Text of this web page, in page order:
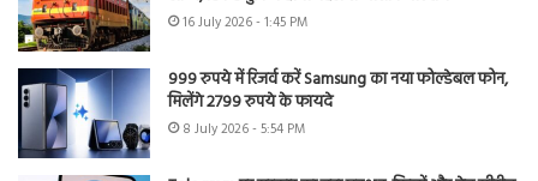
16 July 2026 - 1:45 PM
999 रुपये में रिजर्व करें Samsung का नया फोल्डेबल फोन,
मिलेंगे 2799 रुपये के फायदे
8 July 2026 - 5:54 PM